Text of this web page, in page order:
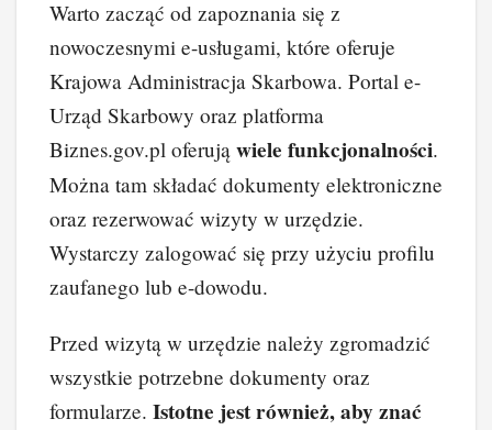
Warto zacząć od zapoznania się z
nowoczesnymi e-usługami, które oferuje
Krajowa Administracja Skarbowa. Portal e-
Urząd Skarbowy oraz platforma
Biznes.gov.pl oferują wiele funkcjonalności.
Można tam składać dokumenty elektroniczne
oraz rezerwować wizyty w urzędzie.
Wystarczy zalogować się przy użyciu profilu
zaufanego lub e-dowodu.
Przed wizytą w urzędzie należy zgromadzić
wszystkie potrzebne dokumenty oraz
formularze. Istotne jest również, aby znać